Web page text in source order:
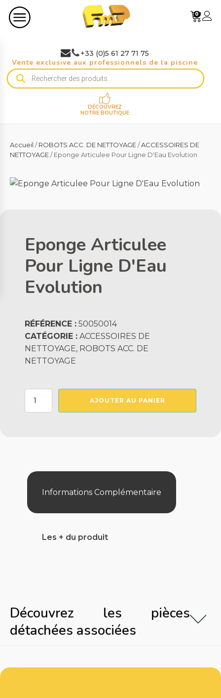
0
+33 (0)5 61 27 71 75
Vente exclusive aux professionnels de la piscine
Recherche
de
DÉCOUVREZ
NOTRE BOUTIQUE
Accueil /ROBOTS ACC. DE NETTOYAGE/ACCESSOIRES DE
NETTOYAGE/ Eponge Articulee Pour Ligne D'Eau Evolution
Eponge Articulee
Pour Ligne D'Eau
Evolution
RÉFÉRENCE : 50050014
CATÉGORIE : ACCESSOIRES DE
NETTOYAGE, ROBOTS ACC. DE
NETTOYAGE
quantité
AJOUTER AU PANIER
Informations Complémentaire
Les + du produit
Découvrez les pièces
détachées associées